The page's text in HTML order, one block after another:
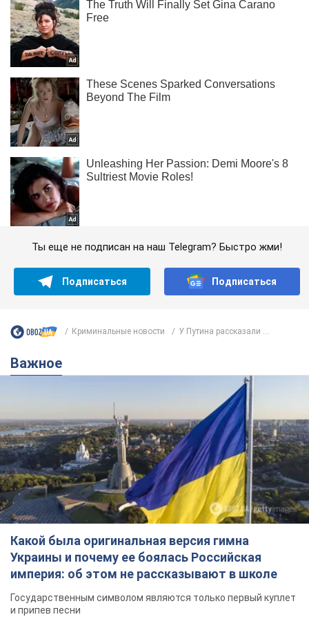
Ты еще не подписан на наш Telegram? Быстро жми!
Подписаться Подписаться
Криминальные новости У Путина рассказали ...
Важное
Какой была оригинальная версия гимна
Украины и почему ее боялась Российская
империя: об этом не рассказывают в школе
Государственным символом являются только первый куплет
и припев песни